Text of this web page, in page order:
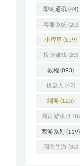
即时通讯(44)
客服系统 (20)
小程序 (159)
投资赚钱 (20)
教程 (893)
机器人 (42)
端游 (125)
网页游戏 (118)
西游系列 (119)
闯关手游(30)